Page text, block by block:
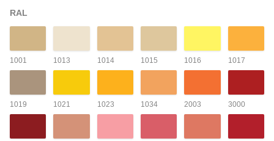
RAL
1001 1013 1014 1015 1016 1017
1019 1021 1023 1034 2003 3000